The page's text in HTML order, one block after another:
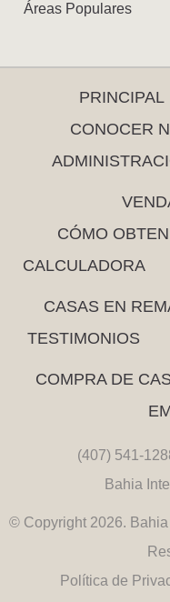
Áreas Populares
PRINCIPAL
CONOCER
CÓMO
CALCULADORA
CASAS EN
TESTIMONIOS
COMPRA DE
(407) 541-
Bahia
© Copyright 2026.
Política de